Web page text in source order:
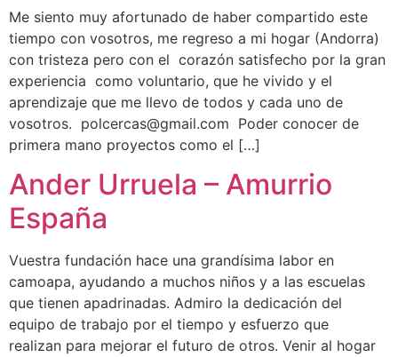
Me siento muy afortunado de haber compartido este
tiempo con vosotros, me regreso a mi hogar (Andorra)
con tristeza pero con el corazón satisfecho por la gran
experiencia como voluntario, que he vivido y el
aprendizaje que me llevo de todos y cada uno de
vosotros. polcercas@gmail.com Poder conocer de
primera mano proyectos como el […]
Ander Urruela – Amurrio
España
Vuestra fundación hace una grandísima labor en
camoapa, ayudando a muchos niños y a las escuelas
que tienen apadrinadas. Admiro la dedicación del
equipo de trabajo por el tiempo y esfuerzo que
realizan para mejorar el futuro de otros. Venir al hogar